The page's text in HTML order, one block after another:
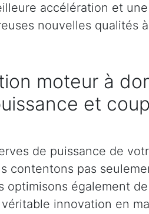
accélération et une
nouvelles qualités
moteur à
et
de puissance de
contentons pas
optimisons également
innovation en